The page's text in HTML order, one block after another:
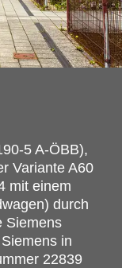
5 A-ÖBB),
Variante A60
mit einem
durch
Siemens
in
22839